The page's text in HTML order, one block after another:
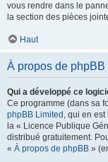
vous rendre dans le
la section des pièces
Haut
À propos de phpBB
Qui a développé ce
Ce programme (dans sa
phpBB Limited , qui en
la « Licence Publique
distribué gratuitement.
« À propos de phpBB »